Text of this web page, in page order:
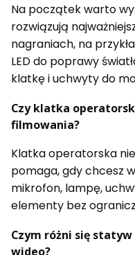
Na początek warto
rozwiązują
nagraniach, na
LED do poprawy
klatkę i uchwyty do
Czy klatka
filmowania?
Klatka operatorska
pomaga, gdy chcesz
mikrofon, lampę,
elementy bez
Czym różni się
wideo?